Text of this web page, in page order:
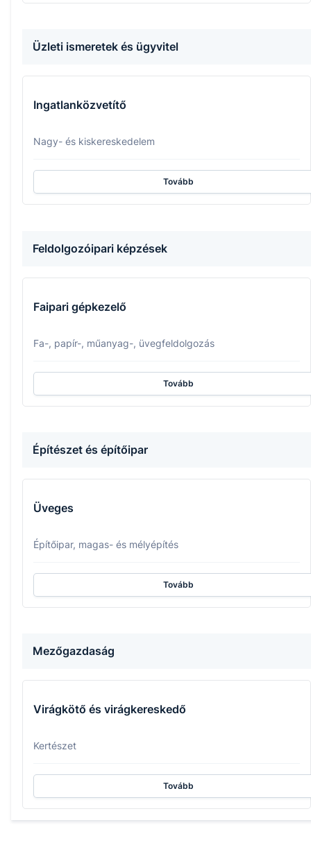
Üzleti ismeretek és ügyvitel
Ingatlanközvetítő
Nagy- és kiskereskedelem
Tovább
Feldolgozóipari képzések
Faipari gépkezelő
Fa-, papír-, műanyag-, üvegfeldolgozás
Tovább
Építészet és építőipar
Üveges
Építőipar, magas- és mélyépítés
Tovább
Mezőgazdaság
Virágkötő és virágkereskedő
Kertészet
Tovább